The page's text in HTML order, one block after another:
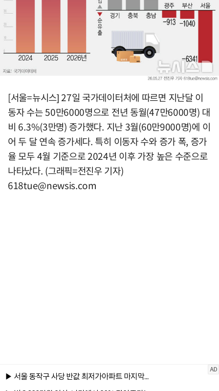
[서울=뉴시스] 27일 국가데이터처에 따르면 지난달 이
동자 수는 50만6000명으로 전년 동월(47만6000명) 대
비 6.3%(3만명) 증가했다. 지난 3월(60만9000명)에 이
어 두 달 연속 증가세다. 특히 이동자 수와 증가 폭, 증가
율 모두 4월 기준으로 2024년 이후 가장 높은 수준으로
나타났다. (그래픽=전진우 기자)
618tue@newsis.com